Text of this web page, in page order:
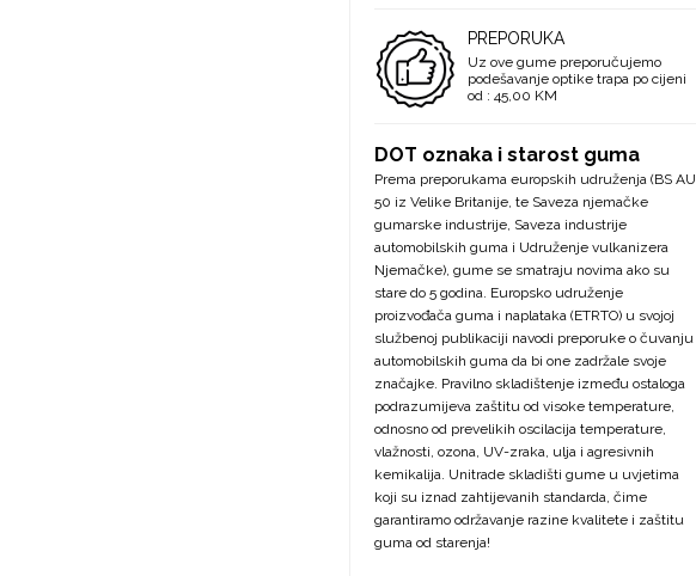
PREPORUKA
Uz ove gume preporučujemo
podešavanje optike trapa po cijeni
od : 45,00 KM
DOT oznaka i starost guma
Prema preporukama europskih udruženja (BS AU
50 iz Velike Britanije, te Saveza njemačke
gumarske industrije, Saveza industrije
automobilskih guma i Udruženje vulkanizera
Njemačke), gume se smatraju novima ako su
stare do 5 godina. Europsko udruženje
proizvođača guma i naplataka (ETRTO) u svojoj
službenoj publikaciji navodi preporuke o čuvanju
automobilskih guma da bi one zadržale svoje
značajke. Pravilno skladištenje između ostaloga
podrazumijeva zaštitu od visoke temperature,
odnosno od prevelikih oscilacija temperature,
vlažnosti, ozona, UV-zraka, ulja i agresivnih
kemikalija. Unitrade skladišti gume u uvjetima
koji su iznad zahtijevanih standarda, čime
garantiramo održavanje razine kvalitete i zaštitu
guma od starenja!